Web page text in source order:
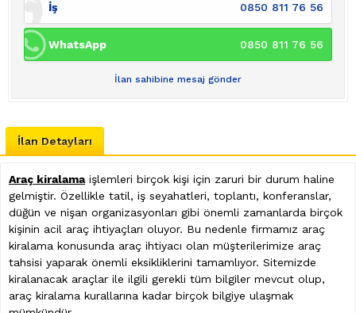
İş 0850 811 76 56
WhatsApp 0850 811 76 56
İlan sahibine mesaj gönder
İlan Detayları
Araç kiralamaişlemleri birçok kişi için zaruri bir durum haline
gelmiştir. Özellikle tatil, iş seyahatleri, toplantı, konferanslar,
düğün ve nişan organizasyonları gibi önemli zamanlarda birçok
kişinin acil araç ihtiyaçları oluyor. Bu nedenle firmamız araç
kiralama konusunda araç ihtiyacı olan müşterilerimize araç
tahsisi yaparak önemli eksikliklerini tamamlıyor. Sitemizde
kiralanacak araçlar ile ilgili gerekli tüm bilgiler mevcut olup,
araç kiralama kurallarına kadar birçok bilgiye ulaşmak